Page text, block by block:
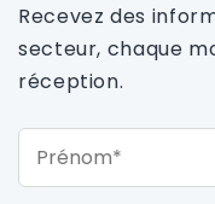
Recevez des
secteur, chaque
réception.
Prénom*